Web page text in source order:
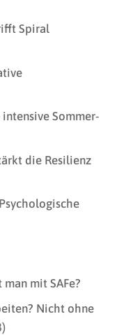
Spiral
Sommer-
die Resilienz
mit SAFe?
Nicht ohne